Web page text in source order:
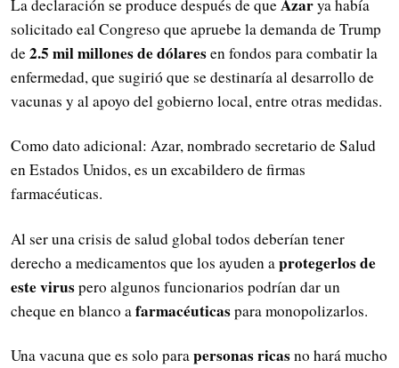
La declaración se produce después de queAzarya había
solicitado eal Congreso que apruebe la demanda de Trump
de2.5 mil millones de dólaresen fondos para combatir la
enfermedad, que sugirió que se destinaría al desarrollo de
vacunas y al apoyo del gobierno local, entre otras medidas.
Como dato adicional: Azar, nombrado secretario de Salud
en Estados Unidos, es un excabildero de firmas
farmacéuticas.
Al ser una crisis de salud global todos deberían tener
derecho a medicamentos que los ayuden aprotegerlos de
este viruspero algunos funcionarios podrían dar un
cheque en blanco afarmacéuticaspara monopolizarlos.
Una vacuna que es solo parapersonas ricasno hará mucho